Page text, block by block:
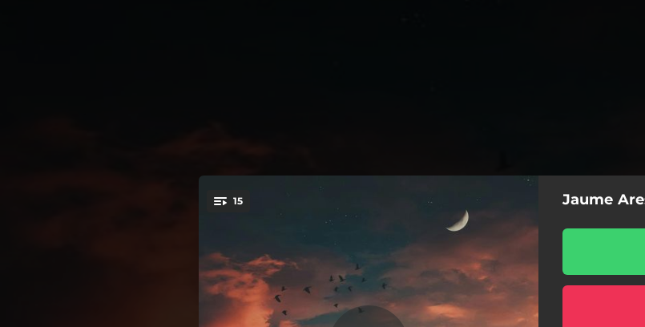
You're all set!
15 La conjunció perfecta
La conjunció perfecta
03:52
I et trobo a faltar
03:51
Tant de bó estiguessis aquí
03:58
Jaume